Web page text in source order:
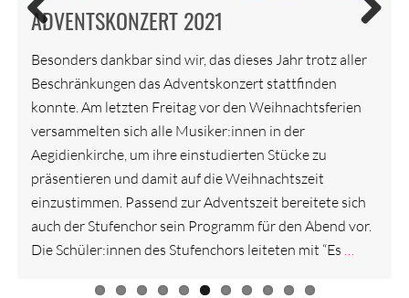
EIN KÖSTLICH-KOSTBARES
ORCHESTERTREFFEN – DAS VESTRE AKER
STRYKORKESTER AUS OSLO WAR WIEDER
ZU GAST
OSLO – WIR KOMMEN!
…
WEIHNACHTSMUSIK!
OSLO UND LÜBECK ENDLICH WIEDER
VEREINT!
ORCHESTER-PARTNERSCHAFT OSLO-
LÜBECK DARF ENDLICH WIEDER LEBEN
ADVENTSKONZERT 2021
Besonders dankbar sind wir, das dieses Jahr trotz aller
Beschränkungen das Adventskonzert stattfinden
konnte. Am letzten Freitag vor den Weihnachtsferien
versammelten sich alle Musiker:innen in der
Aegidienkirche, um ihre einstudierten Stücke zu
präsentieren und damit auf die Weihnachtszeit
einzustimmen. Passend zur Adventszeit bereitete sich
auch der Stufenchor sein Programm für den Abend vor.
Die Schüler:innen des Stufenchors leiteten mit “Es
ADVENTLICHE TÖNE IN DER
AEGIDIENKIRCHE
Es ist 19.15 Uhr, man sieht eine Menschenmenge vor
der Aegidienkirche, die sich zunehmend vergrößert,
aufgeregte Schüler und Schülerinnen mit
Instrumentenkasten oder Notenzetteln, sowie Eltern,
Lehrer und Großeltern oder auch nur adventlich
gestimmte Zuschauer. Sie warten gespannt darauf, dass
sich die Tür öffnet und man ihnen endlich Eintritt zum
Adventskonzert des Katharineums gewehrt. Es ist
MAL WIEDER ALLES DABEI – LAST NIGHT
OF THE P.R.O.M.S.
PROBENFAHRT DES SCHULORCHESTERS
VON DEN BEATLES BIS ZU SCHINDLERS
LISTE – ORCHESTERKONZERT IM MÄRZ
2019
DER BASAR 2018 – GELD FÜR DIE
BILDUNG IN KENIA
Previ
ous
Next